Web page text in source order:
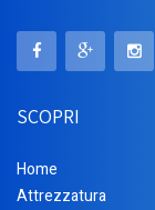
SCOPRI
Home
Attrezzatura